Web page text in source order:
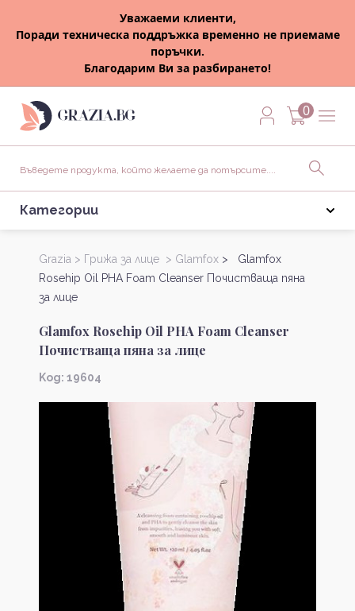
Уважаеми клиенти,
Поради техническа поддръжка временно не приемаме
поръчки.
Благодарим Ви за разбирането!
0
Категории
Grazia > Грижа за лице > Glamfox > Glamfox
Rosehip Oil PHA Foam Cleanser Почистваща пяна
за лице
Glamfox Rosehip Oil PHA Foam Cleanser
Почистваща пяна за лице
Kод: 19604